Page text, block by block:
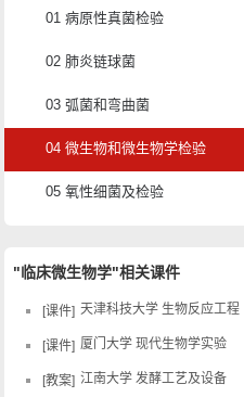
01 病原性真菌检验
02 肺炎链球菌
03 弧菌和弯曲菌
04 微生物和微生物学检验
05 氧性细菌及检验
"临床微生物学"相关课件
课件 天津科技大学 生物反应工程
课件 厦门大学 现代生物学实验
教案 江南大学 发酵工艺及设备